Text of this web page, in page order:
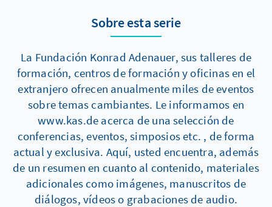
Sobre esta serie
La Fundación Konrad Adenauer, sus talleres de
formación, centros de formación y oficinas en el
extranjero ofrecen anualmente miles de eventos
sobre temas cambiantes. Le informamos en
www.kas.de acerca de una selección de
conferencias, eventos, simposios etc. , de forma
actual y exclusiva. Aquí, usted encuentra, además
de un resumen en cuanto al contenido, materiales
adicionales como imágenes, manuscritos de
diálogos, vídeos o grabaciones de audio.